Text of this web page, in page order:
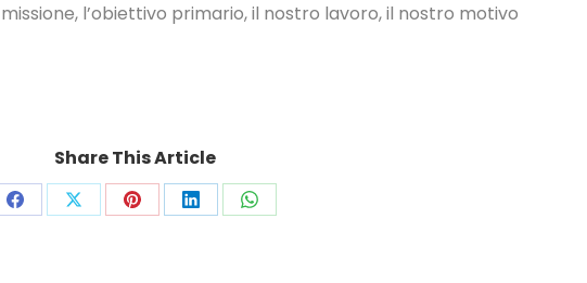
l’obiettivo primario, il nostro lavoro, il nostro motivo
Share This Article